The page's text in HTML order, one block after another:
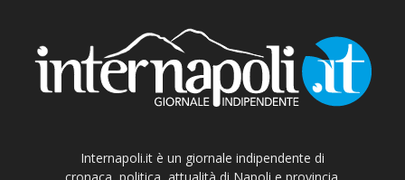
Internapoli.it è un giornale indipendente di